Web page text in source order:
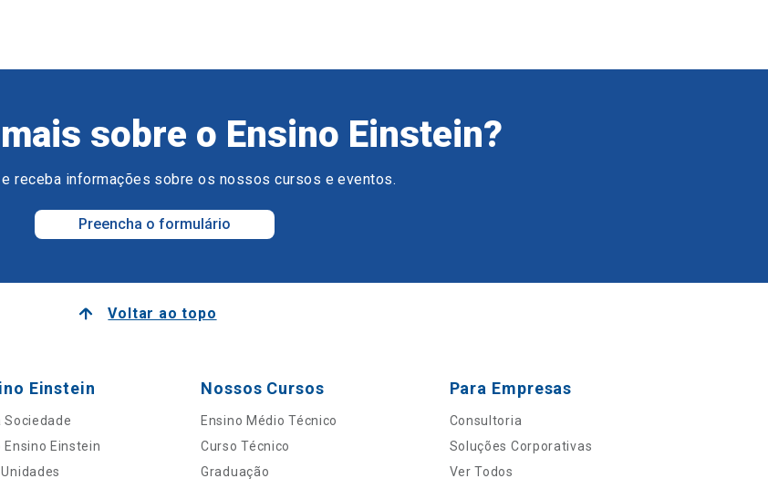
sobre o Ensino Einstein?
receba informações sobre os nossos cursos e eventos.
Preencha o formulário
Voltar ao topo
Einstein
Sociedade
Ensino Einstein
Nossos Cursos
Ensino Médio Técnico
Curso Técnico
Graduação
Para Empresas
Consultoria
Soluções Corporativas
Ver Todos